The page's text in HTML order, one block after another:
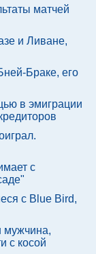
матчей
и Ливане,
Браке, его
в эмиграции
с
с Blue Bird,
мужчина,
с косой